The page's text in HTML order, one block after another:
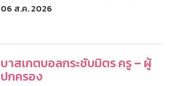
06 ส.ค. 2026
บาสเกตบอลกระชับมิตร ครู – ผู้
ปกครอง